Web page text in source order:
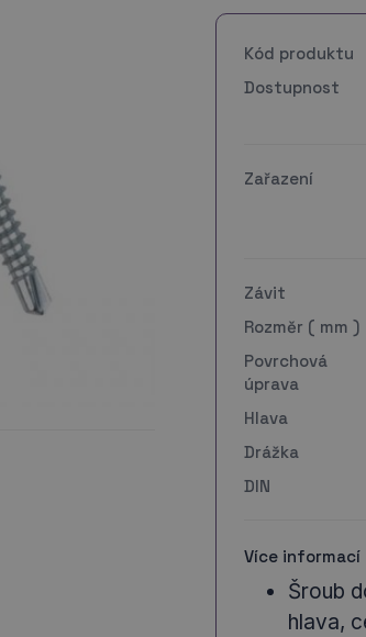
Kód produktu
Dostupnost
Zařazení
Závit
Rozměr ( mm )
Povrchová
úprava
Hlava
Drážka
DIN
Více informací
Šroub
hlava,